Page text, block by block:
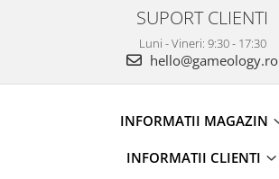
SUPORT CLIENTI
Luni - Vineri: 9:30 - 17:30
hello@gameology.ro
INFORMATII MAGAZIN
INFORMATII CLIENTI